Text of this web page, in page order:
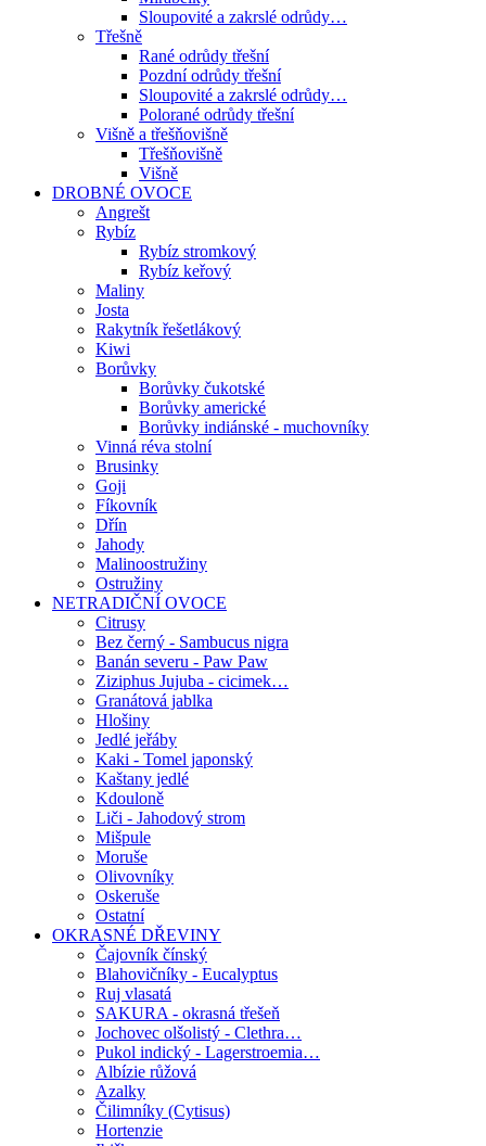
Sloupovité a zakrslé odrůdy…
Třešně
Rané odrůdy třešní
Pozdní odrůdy třešní
Sloupovité a zakrslé odrůdy…
Polorané odrůdy třešní
Višně a třešňovišně
Třešňovišně
Višně
DROBNÉ OVOCE
Angrešt
Rybíz
Rybíz stromkový
Rybíz keřový
Maliny
Josta
Rakytník řešetlákový
Kiwi
Borůvky
Borůvky čukotské
Borůvky americké
Borůvky indiánské - muchovníky
Vinná réva stolní
Brusinky
Goji
Fíkovník
Dřín
Jahody
Malinoostružiny
Ostružiny
NETRADIČNÍ OVOCE
Citrusy
Bez černý - Sambucus nigra
Banán severu - Paw Paw
Ziziphus Jujuba - cicimek…
Granátová jablka
Hlošiny
Jedlé jeřáby
Kaki - Tomel japonský
Kaštany jedlé
Kdouloně
Liči - Jahodový strom
Mišpule
Moruše
Olivovníky
Oskeruše
Ostatní
OKRASNÉ DŘEVINY
Čajovník čínský
Blahovičníky - Eucalyptus
Ruj vlasatá
SAKURA - okrasná třešeň
Jochovec olšolistý - Clethra…
Pukol indický - Lagerstroemia…
Albízie růžová
Azalky
Čilimníky (Cytisus)
Hortenzie